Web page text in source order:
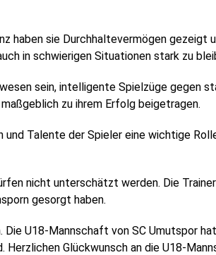
haben sie Durchhaltevermögen gezeigt
in schwierigen Situationen stark zu
sein, intelligente Spielzüge gegen
zu ihrem Erfolg beigetragen.
und Talente der Spieler eine wichtige
nicht unterschätzt werden. Die
gesorgt haben.
U18-Mannschaft von SC Umutspor
Glückwunsch an die U18-